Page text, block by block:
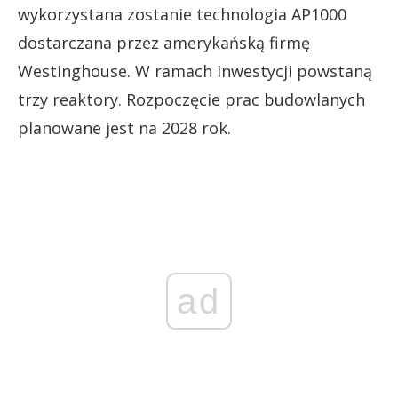
wykorzystana zostanie technologia AP1000
dostarczana przez amerykańską firmę
Westinghouse. W ramach inwestycji powstaną
trzy reaktory. Rozpoczęcie prac budowlanych
planowane jest na 2028 rok.
ad